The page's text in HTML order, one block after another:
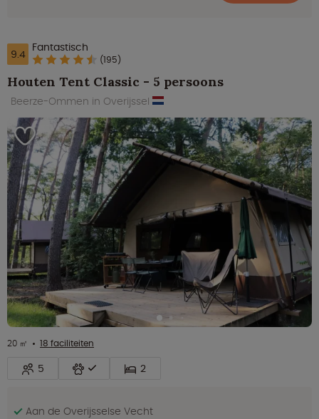
9.4 Fantastisch
(195)
Houten Tent Classic - 5 persoons
Beerze-Ommen in Overijssel
20 ㎡ 18 faciliteiten
5 2
Aan de Overijsselse Vecht